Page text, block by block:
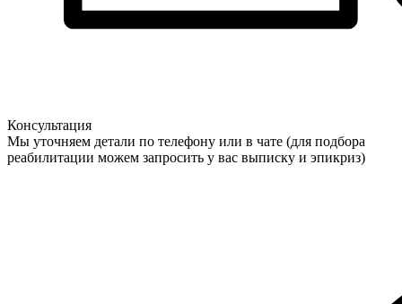
Консультация
Мы уточняем детали по телефону или в чате (для подбора
реабилитации можем запросить у вас выписку и эпикриз)